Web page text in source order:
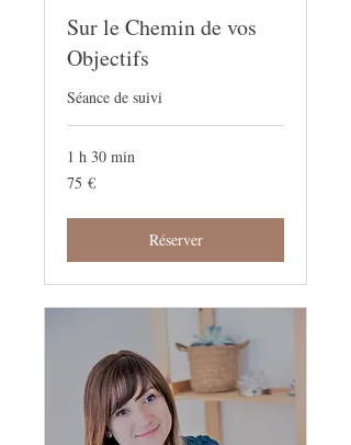
Sur le Chemin de vos
Objectifs
Séance de suivi
1 h 30 min
75
euros
75 €
Réserver